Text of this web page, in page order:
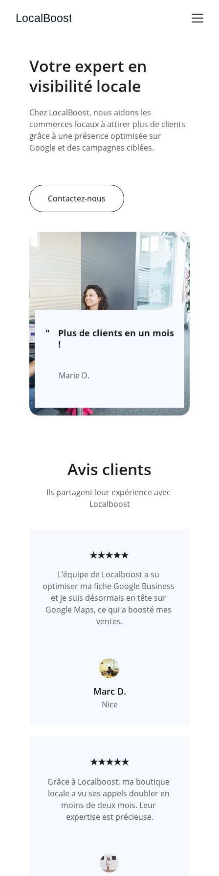
LocalBoost
Votre expert en
visibilité locale
Chez LocalBoost, nous aidons les
commerces locaux à attirer plus de clients
grâce à une présence optimisée sur
Google et des campagnes ciblées.
Plus de clients en un mois
!
Marie D.
"
Contactez-nous
Avis clients
Ils partagent leur expérience avec
Localboost
Grâce à Localboost, ma boutique
locale a vu ses appels doubler en
moins de deux mois. Leur
expertise est précieuse.
L’équipe de Localboost a su
optimiser ma fiche Google Business
et je suis désormais en tête sur
Google Maps, ce qui a boosté mes
ventes.
Marc D.
Nice
★★★★★
★★★★★